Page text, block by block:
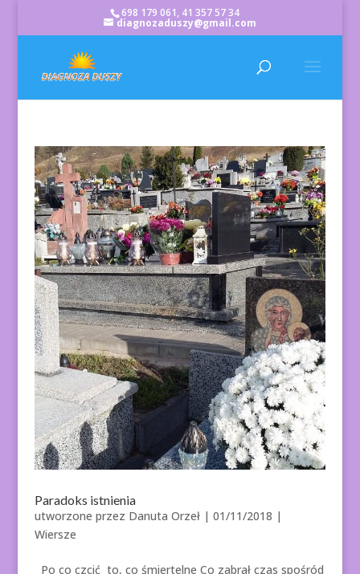
698 179 061, 41 357 57 34
diagnozaduszy@gmail.com
Paradoks istnienia
utworzone przez Danuta Orzeł| 01/11/2018 |
Wiersze
Po co czcić to, co śmiertelne Co zabrał czas spośród